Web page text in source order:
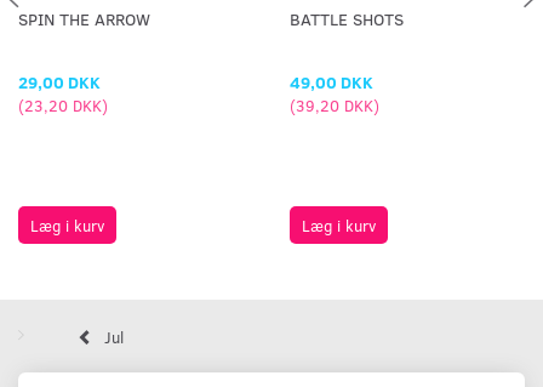
SPIN THE ARROW
29,00 DKK
(23,20 DKK)
Læg i kurv
BATTLE SHOTS
49,00 DKK
(39,20 DKK)
Læg i kurv
Jul